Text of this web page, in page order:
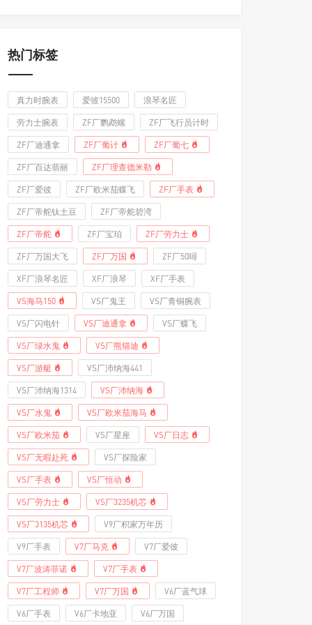
热门标签
真力时腕表 爱彼15500 浪琴名匠
劳力士腕表 ZF厂鹦鹉螺 ZF厂飞行员计时
ZF厂迪通拿 ZF厂葡计 ZF厂葡七
ZF厂百达翡丽 ZF厂理查德米勒
ZF厂爱彼 ZF厂欧米茄蝶飞 ZF厂手表
ZF厂帝舵钛土豆 ZF厂帝舵碧湾
ZF厂帝舵 ZF厂宝珀 ZF厂劳力士
ZF厂万国大飞 ZF厂万国 ZF厂50噚
XF厂浪琴名匠 XF厂浪琴 XF厂手表
VS海马150 VS厂鬼王 VS厂青铜腕表
VS厂闪电针 VS厂迪通拿 VS厂蝶飞
VS厂绿水鬼 VS厂熊猫迪
VS厂游艇 VS厂沛纳海441
VS厂沛纳海1314 VS厂沛纳海
VS厂水鬼 VS厂欧米茄海马
VS厂欧米茄 VS厂星座 VS厂日志
VS厂无暇赴死 VS厂探险家
VS厂手表 VS厂恒动
VS厂劳力士 VS厂3235机芯
VS厂3135机芯 V9厂积家万年历
V9厂手表 V7厂马克 V7厂爱彼
V7厂波涛菲诺 V7厂手表
V7厂工程师 V7厂万国 V6厂蓝气球
V6厂手表 V6厂卡地亚 V6厂万国